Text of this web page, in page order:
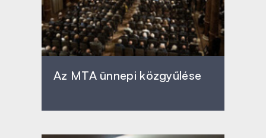
Az MTA ünnepi közgyűlése